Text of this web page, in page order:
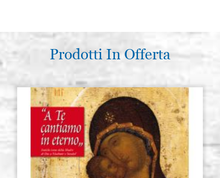
Prodotti In Offerta